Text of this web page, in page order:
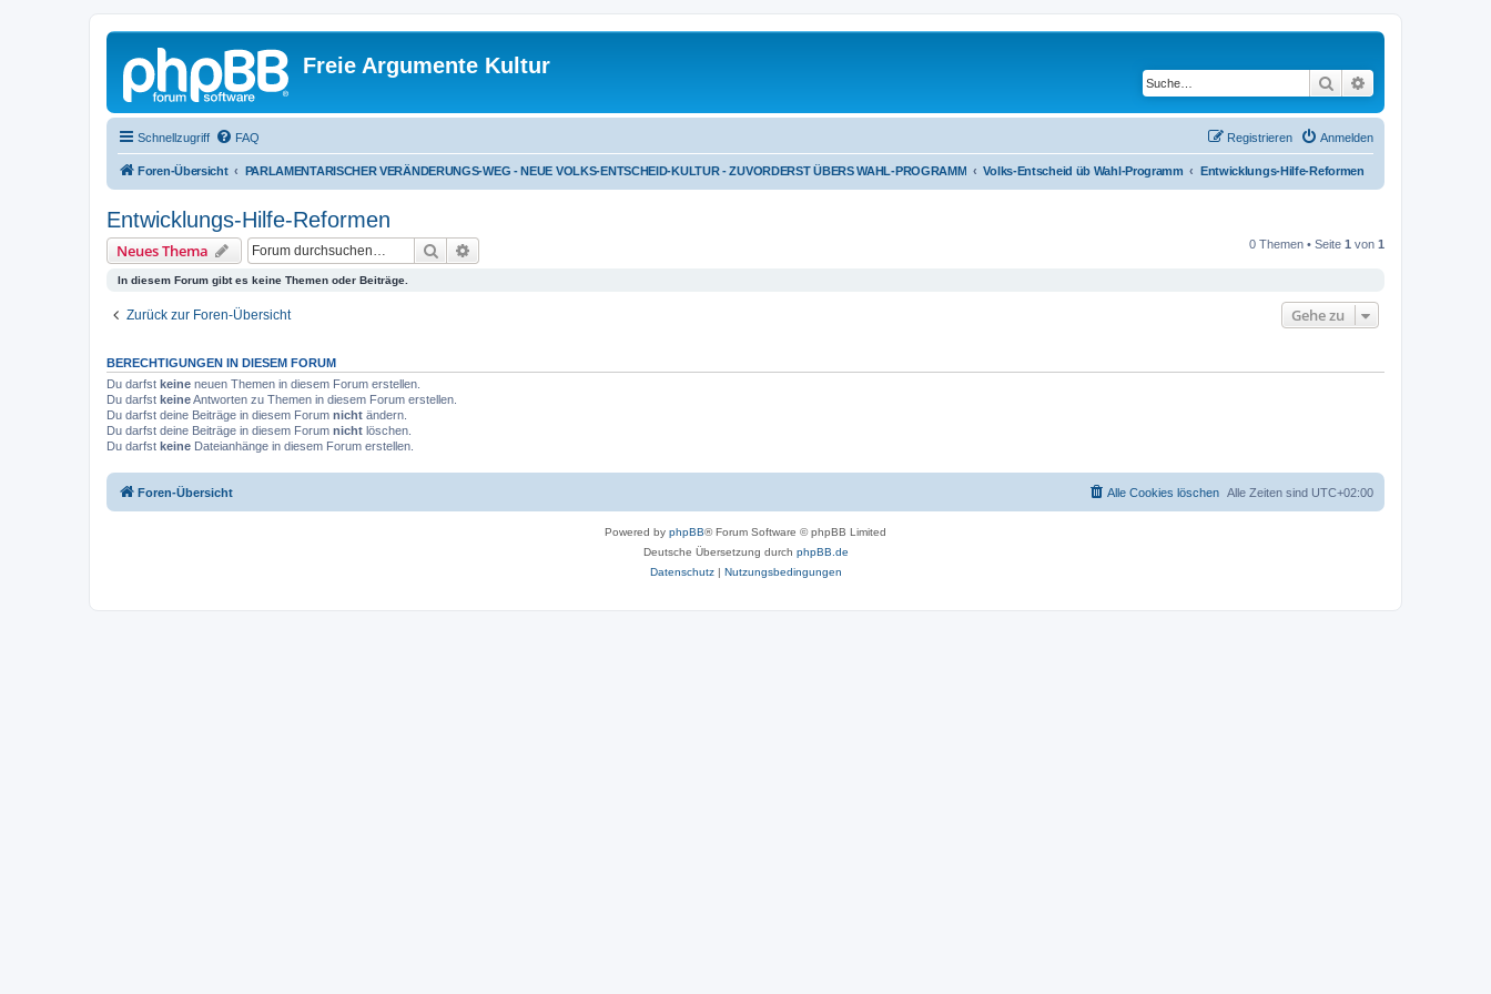
Freie Argumente Kultur
Suche
Schnellzugriff FAQ Anmelden
Registrieren
Foren-Übersicht PARLAMENTARISCHER VERÄNDERUNGS-WEG - NEUE VOLKS-ENTSCHEID-KULTUR - ZUVORDERST ÜBERS WAHL-PROGRAMM Volks-Entscheid üb Wahl-Programm Entwicklungs-Hilfe-Reformen
Entwicklungs-Hilfe-Reformen
Neues Thema Suche 0 Themen • Seite 1 von 1
In diesem Forum gibt es keine Themen oder Beiträge.
Zurück zur Foren-Übersicht Gehe zu
BERECHTIGUNGEN IN DIESEM FORUM
Du darfst keine neuen Themen in diesem Forum erstellen.
Du darfst keineAntworten zu Themen in diesem Forum erstellen.
Du darfst deine Beiträge in diesem Forum nicht ändern.
Du darfst deine Beiträge in diesem Forum nicht löschen.
Du darfst keine Dateianhänge in diesem Forum erstellen.
Foren-Übersicht Alle Zeiten sind UTC+02:00
Alle Cookies löschen
Powered by phpBB® Forum Software © phpBB Limited
Deutsche Übersetzung durch phpBB.de
Datenschutz| Nutzungsbedingungen